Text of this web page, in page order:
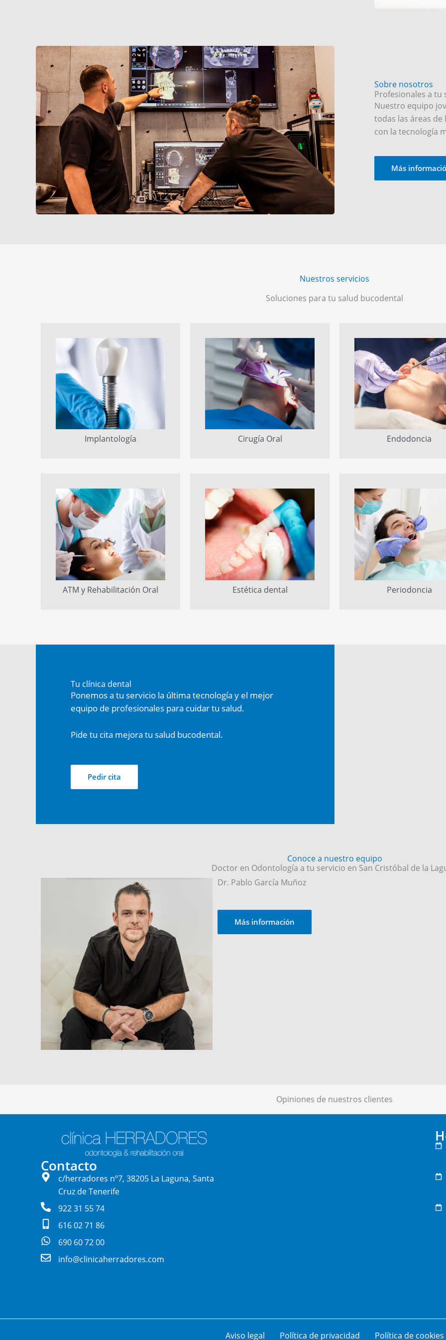
Sobre nosotros
Profesionales a tu
Nuestro equipo
todas las áreas
con la tecnología
Más
Nuestros servicios
Soluciones para tu salud bucodental
Implantología Cirugía Oral Endodoncia
ATM y Rehabilitación Oral Estética dental Periodoncia
Tu clínica dental
Ponemos a tu servicio la última tecnología y el mejor
equipo de profesionales para cuidar tu salud.
Pide tu cita mejora tu salud bucodental.
Pedir cita
Conoce a nuestro equipo
Doctor en Odontología a tu servicio en San Cristóbal de la
Dr. Pablo García Muñoz
Más información
Opiniones de nuestros clientes
Contacto
c/herradores nº7, 38205 La Laguna, Santa
Cruz de Tenerife
922 31 55 74
616 02 71 86
690 60 72 00
info@clinicaherradores.com
Aviso legal Política de privacidad Política de cookies